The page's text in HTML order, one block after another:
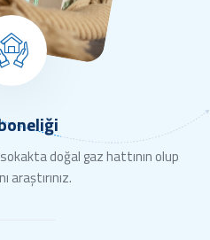
doğal gaz hattının olup
araştırınız.